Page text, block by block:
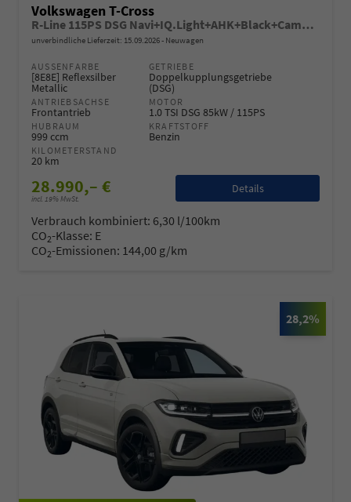
Volkswagen T-Cross
R-Line 115PS DSG Navi+IQ.Light+AHK+Black+Cam+Keyless+Side+Climatronic+Parklenk
unverbindliche Lieferzeit: 15.09.2026 Neuwagen
AUSSENFARBE
[8E8E] Reflexsilber
Metallic
GETRIEBE
Doppelkupplungsgetriebe
(DSG)
ANTRIEBSACHSE
Frontantrieb
MOTOR
1.0 TSI DSG 85kW / 115PS
HUBRAUM
999 ccm
KRAFTSTOFF
Benzin
KILOMETERSTAND
20 km
28.990,– €
incl. 19% MwSt.
Details
Verbrauch kombiniert: 6,30 l/100km
CO2-Klasse: E
CO2-Emissionen: 144,00 g/km
28,2%